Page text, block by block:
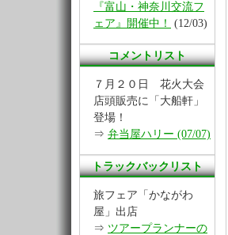
『富山・神奈川交流フ
ェア』開催中！
(12/03)
コメントリスト
７月２０日 花火大会
店頭販売に「大船軒」
登場！
⇒ 弁当屋ハリー (07/07)
トラックバックリスト
旅フェア「かながわ
屋」出店
⇒ ツアープランナーの